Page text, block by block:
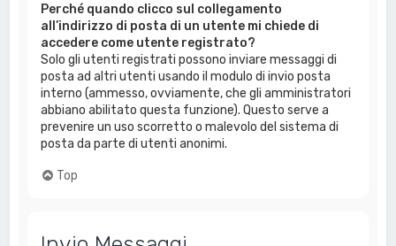
Perché quando clicco sul collegamento
all’indirizzo di posta di un utente mi chiede di
accedere come utente registrato?
Solo gli utenti registrati possono inviare messaggi di
posta ad altri utenti usando il modulo di invio posta
interno (ammesso, ovviamente, che gli amministratori
abbiano abilitato questa funzione). Questo serve a
prevenire un uso scorretto o malevolo del sistema di
posta da parte di utenti anonimi.
Top